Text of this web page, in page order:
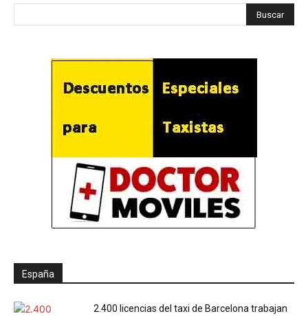
España
2.400 licencias del taxi de Barcelona trabajan